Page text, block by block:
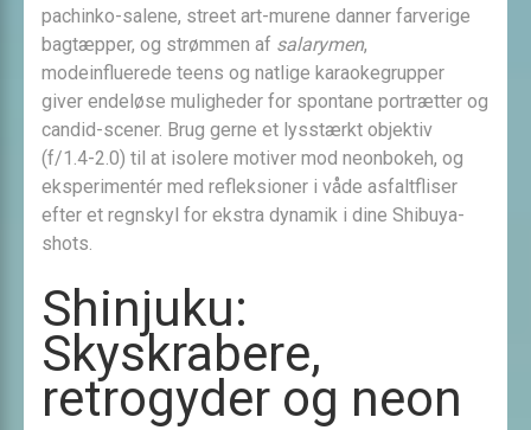
pachinko-salene, street art-murene danner farverige
bagtæpper, og strømmen af salarymen,
modeinfluerede teens og natlige karaokegrupper
giver endeløse muligheder for spontane portrætter og
candid-scener. Brug gerne et lysstærkt objektiv
(f/1.4-2.0) til at isolere motiver mod neonbokeh, og
eksperimentér med refleksioner i våde asfaltfliser
efter et regnskyl for ekstra dynamik i dine Shibuya-
shots.
Shinjuku:
Skyskrabere,
retrogyder og neon